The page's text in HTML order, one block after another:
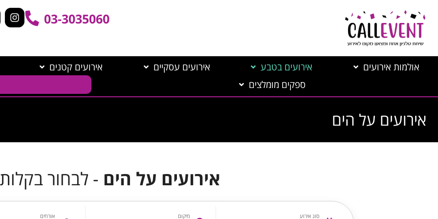
03-3035060
אולמות אירועים אירועים בטבע אירועים עסקיים אירועים קטנים
ספקים מומלצים
אירועים על הים
אירועים על הים - לבחור בקלות
סוג אירוע מיקום אורחים